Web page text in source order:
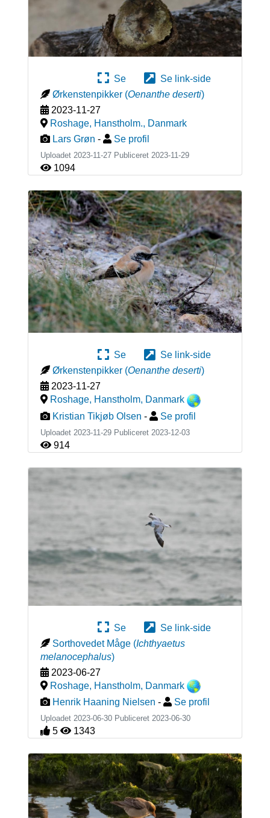
Se
Se link-side
Ørkenstenpikker (Oenanthe deserti)
2023-11-27
Roshage, Hanstholm., Danmark
Lars Grøn - Se profil
Uploadet 2023-11-27 Publiceret 2023-11-29
1094
Se
Se link-side
Ørkenstenpikker (Oenanthe deserti)
2023-11-27
Roshage, Hanstholm, Danmark
Kristian Tikjøb Olsen - Se profil
Uploadet 2023-11-29 Publiceret 2023-12-03
914
Se
Se link-side
Sorthovedet Måge (Ichthyaetus
melanocephalus)
2023-06-27
Roshage, Hanstholm, Danmark
Henrik Haaning Nielsen - Se profil
Uploadet 2023-06-30 Publiceret 2023-06-30
5 1343